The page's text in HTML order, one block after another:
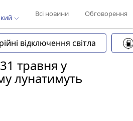
Всі новини Обговорення
відключення світла
травня у
лунатимуть